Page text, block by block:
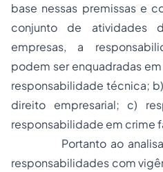
base nessas premissas e
conjunto de atividades
empresas, a
podem ser enquadradas
responsabilidade técnica; b)
direito empresarial; c)
responsabilidade em crime
Portanto ao analisar
responsabilidades com